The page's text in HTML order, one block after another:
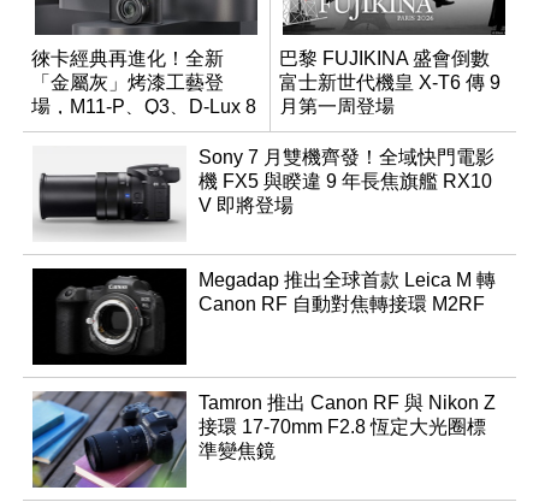
徠卡經典再進化！全新
「金屬灰」烤漆工藝登
場，M11-P、Q3、D-Lux 8
領銜換裝
巴黎 FUJIKINA 盛會倒數
富士新世代機皇 X-T6 傳 9
月第一周登場
Sony 7 月雙機齊發！全域快門電影
機 FX5 與睽違 9 年長焦旗艦 RX10
V 即將登場
Megadap 推出全球首款 Leica M 轉
Canon RF 自動對焦轉接環 M2RF
Tamron 推出 Canon RF 與 Nikon Z
接環 17-70mm F2.8 恆定大光圈標
準變焦鏡